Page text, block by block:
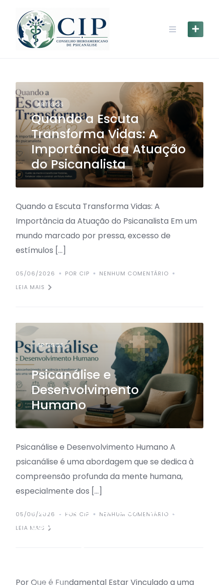
ARTIGOS
Quando a Escuta
Transforma Vidas: A
Importância da Atuação
do Psicanalista
Quando a Escuta Transforma Vidas: A
Importância da Atuação do Psicanalista Em um
mundo marcado por pressa, excesso de
estímulos […]
05/06/2026 POR CIP
NENHUM COMENTÁRIO
LEIA MAIS
ARTIGOS
Psicanálise e
Desenvolvimento
Humano
Psicanálise e Desenvolvimento Humano A
psicanálise é uma abordagem que se dedica à
compreensão profunda da mente humana,
especialmente dos […]
05/06/2026 POR CIP
NENHUM COMENTÁRIO
LEIA MAIS
Por Que é Fundamental
Estar Vinculado a uma
Por Que é Fundamental Estar Vinculado a uma